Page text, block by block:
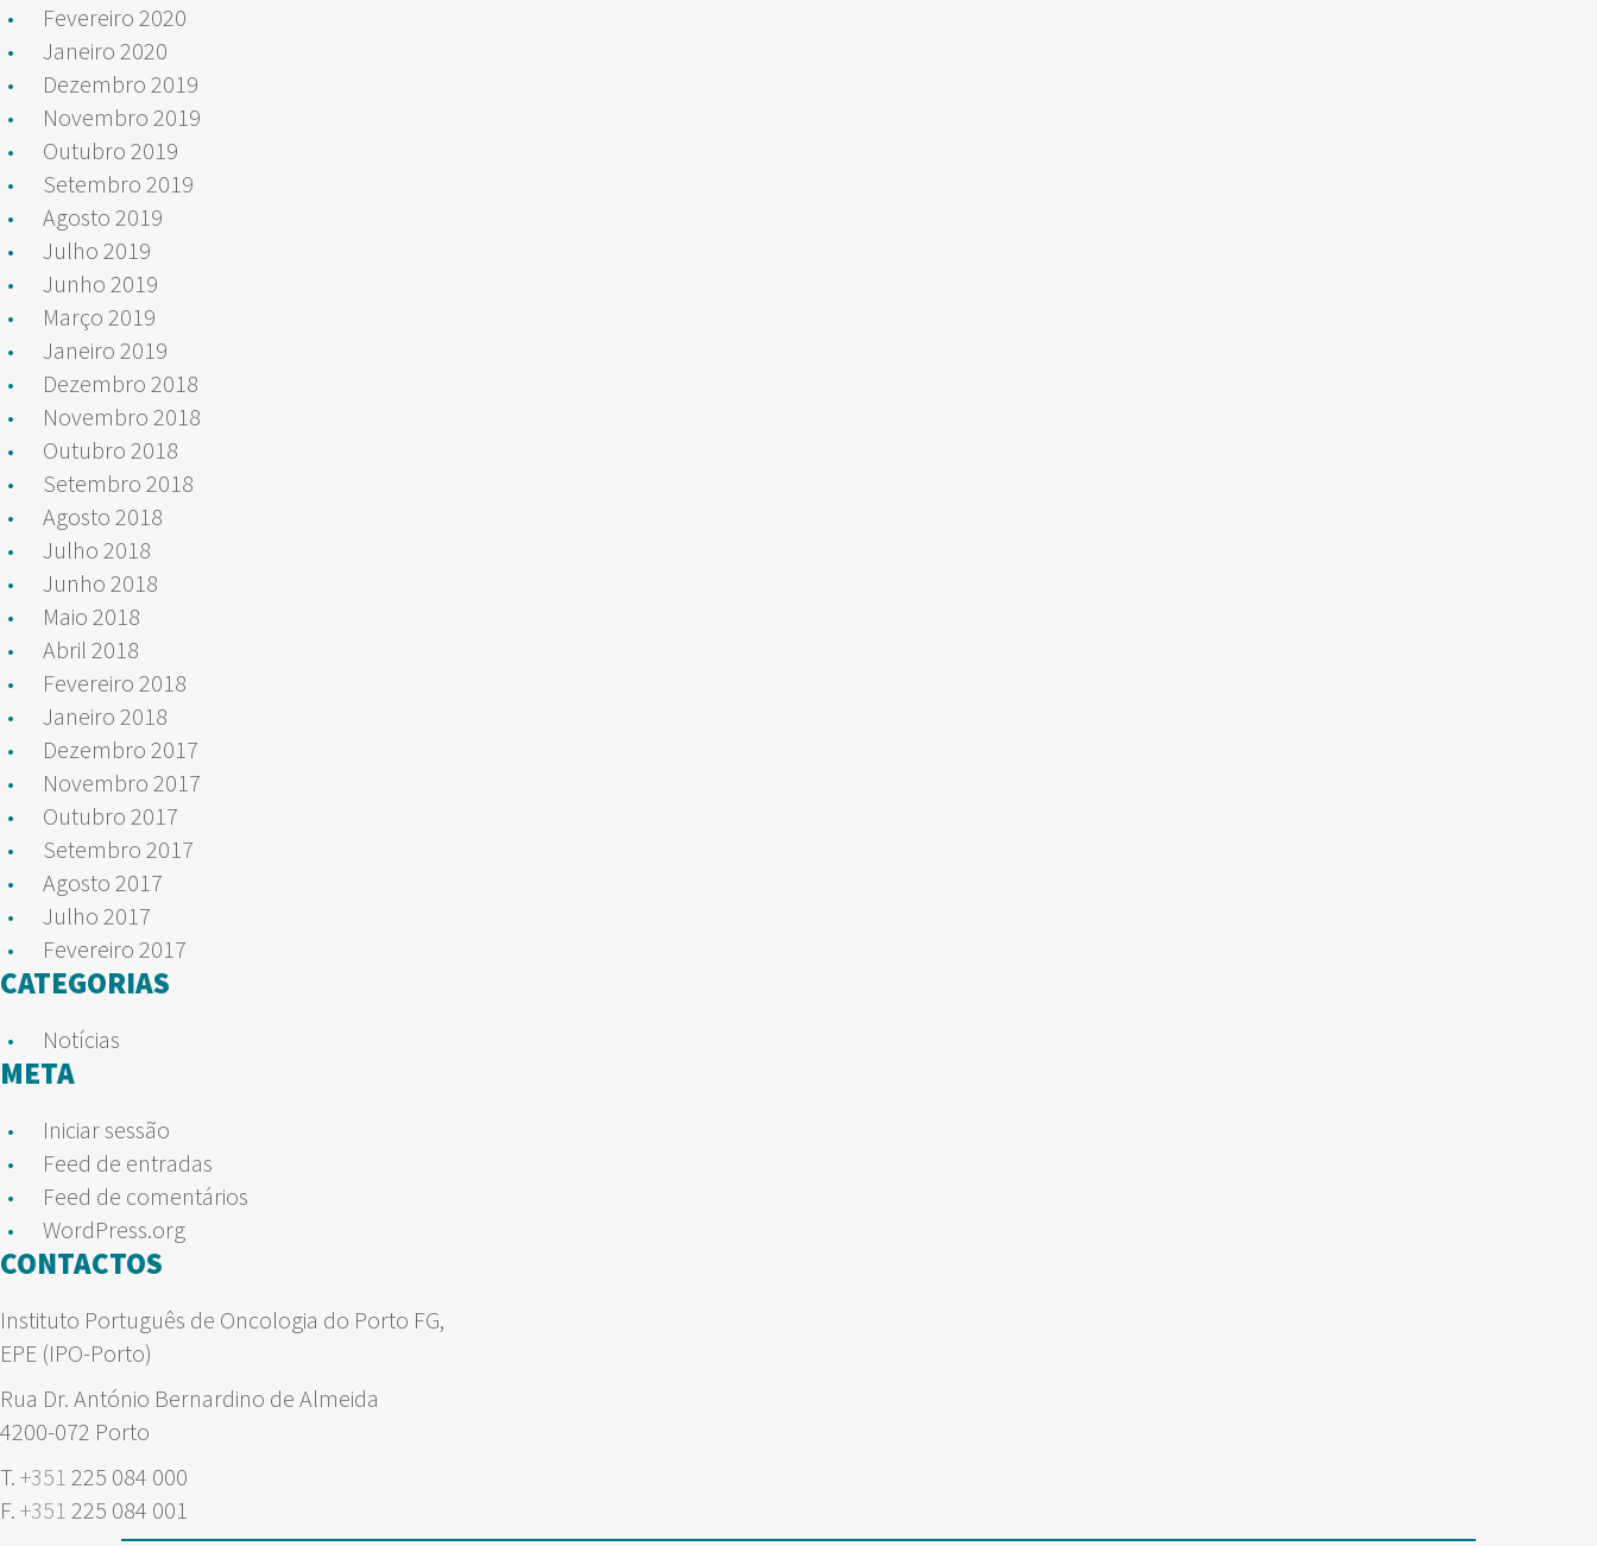
Fevereiro 2020
Janeiro 2020
Dezembro 2019
Novembro 2019
Outubro 2019
Setembro 2019
Agosto 2019
Julho 2019
Junho 2019
Março 2019
Janeiro 2019
Dezembro 2018
Novembro 2018
Outubro 2018
Setembro 2018
Agosto 2018
Julho 2018
Junho 2018
Maio 2018
Abril 2018
Fevereiro 2018
Janeiro 2018
Dezembro 2017
Novembro 2017
Outubro 2017
Setembro 2017
Agosto 2017
Julho 2017
Fevereiro 2017
CATEGORIAS
Notícias
META
Iniciar sessão
Feed de entradas
Feed de comentários
WordPress.org
CONTACTOS
Instituto Português de Oncologia do Porto FG,
EPE (IPO-Porto)
Rua Dr. António Bernardino de Almeida
4200-072 Porto
T. +351 225 084 000
F. +351 225 084 001